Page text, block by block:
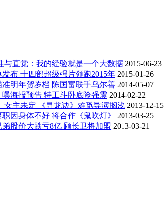
与直觉：我的经验就是一个大数据 2015-06-23
布 十四部超级强片领跑2015年 2015-01-26
明年贺岁档 陈国富联手乌尔善 2014-05-07
海报预告 特工斗卧底险强震 2014-02-22
女主未定 《寻龙诀》难觅导演搁浅 2013-12-15
因身体不好 将合作《鬼吹灯》
2013-03-25
股价大跌亏8亿 顾长卫将加盟 2013-03-21